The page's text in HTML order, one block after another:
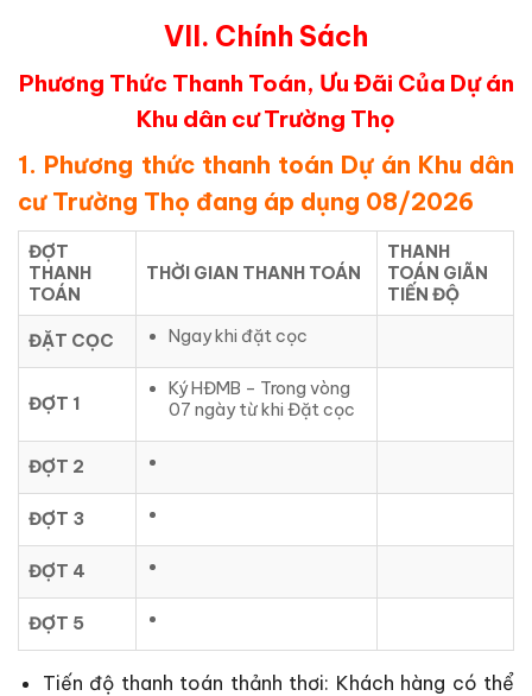
VII. Chính Sách
Phương Thức Thanh Toán, Ưu Đãi Của Dự án
Khu dân cư Trường Thọ
1. Phương thức thanh toán Dự án Khu dân
cư Trường Thọ đang áp dụng 08/2026
ĐỢT
THANH
TOÁN
THỜI GIAN THANH TOÁN
THANH
TOÁN GIÃN
TIẾN ĐỘ
ĐẶT CỌC Ngay khi đặt cọc
ĐỢT 1
Ký HĐMB – Trong vòng
07 ngày từ khi Đặt cọc
ĐỢT 2
ĐỢT 3
ĐỢT 4
ĐỢT 5
Tiến độ thanh toán thảnh thơi: Khách hàng có thể